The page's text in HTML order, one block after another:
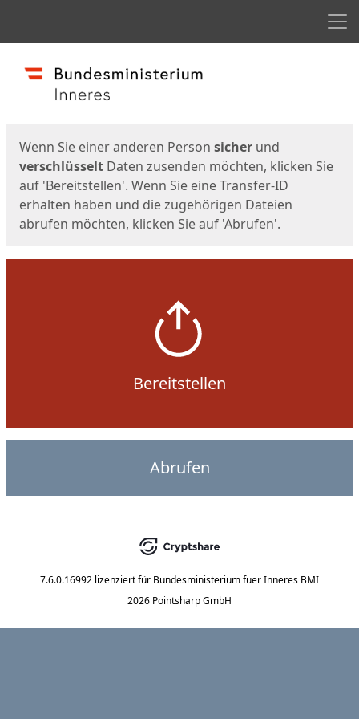
Start
Wenn Sie einer anderen Person sicher und
verschlüsselt Daten zusenden möchten, klicken Sie
auf 'Bereitstellen'. Wenn Sie eine Transfer-ID
erhalten haben und die zugehörigen Dateien
abrufen möchten, klicken Sie auf 'Abrufen'.
Bereitstellen
Abrufen
7.6.0.16992 lizenziert für Bundesministerium fuer Inneres BMI
2026 Pointsharp GmbH